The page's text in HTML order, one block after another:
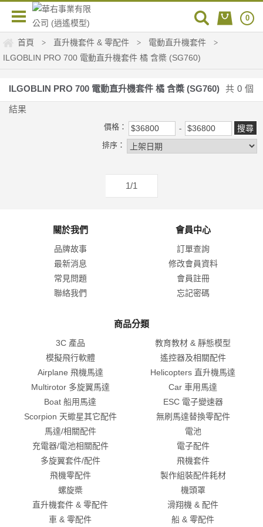
0
首頁 > 直升機套件 & 零配件 > 電動直升機套件 >
ILGOBLIN PRO 700 電動直升機套件 橘 含槳 (SG760)
ILGOBLIN PRO 700 電動直升機套件 橘 含槳 (SG760) 共 0 個
結果
價格：
排序：
1/1
關於我們
品牌故事
最新消息
常見問題
聯絡我們
會員中心
訂單查詢
修改會員資料
會員註冊
忘記密碼
商品分類
3C 產品
教育教材 & 靜態模型
模擬飛行軟體
遙控器及相關配件
Airplane 飛機馬達
Helicopters 直升機馬達
Multirotor 多旋翼馬達
Car 車用馬達
Boat 船用馬達
ESC 電子變速器
Scorpion 天蠍星其它配件
無刷馬達替換零配件
馬達/相關配件
電池
充電器/電池相關配件
電子配件
多旋翼套件/配件
飛機套件
飛機零配件
製作組裝配件耗材
螺旋槳
機頭罩
直升機套件 & 零配件
滑翔機 & 配件
車 & 零配件
船 & 零配件